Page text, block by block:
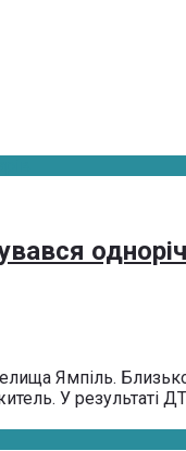
Ямпіль.
У результаті